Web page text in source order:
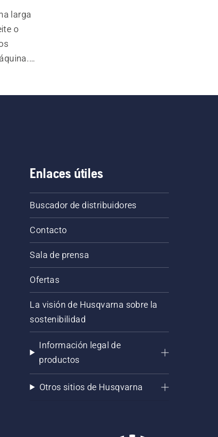
larga
o
Enlaces útiles
Buscador de distribuidores
Contacto
Sala de prensa
Ofertas
La visión de Husqvarna sobre la
sostenibilidad
Información legal de
productos
Otros sitios de Husqvarna